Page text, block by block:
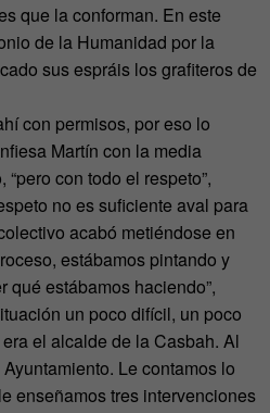
que la conforman. En este
de la Humanidad por la
sus espráis los grafiteros de
con permisos, por eso lo
Martín con la media
con todo el respeto”,
no es suficiente aval para
acabó metiéndose en
estábamos pintando y
qué estábamos haciendo”,
un poco difícil, un poco
el alcalde de la Casbah. Al
Le contamos lo
enseñamos tres intervenciones